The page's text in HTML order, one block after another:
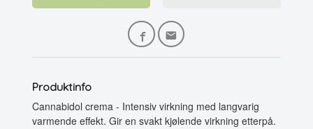
Produktinfo
Cannabidol crema - Intensiv virkning med langvarig
varmende effekt. Gir en svakt kjølende virkning etterpå.